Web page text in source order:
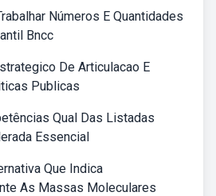
Números E Quantidades
Bncc
De Articulacao E
Publicas
Qual Das Listadas
Essencial
Que Indica
As Massas Moleculares